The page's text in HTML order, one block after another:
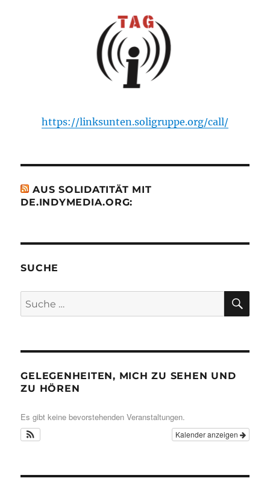
https://linksunten.soligruppe.org/call/
AUS SOLIDATITÄT MIT
DE.INDYMEDIA.ORG:
SUCHE
Suche
nach:
GELEGENHEITEN, MICH ZU SEHEN UND
ZU HÖREN
Es gibt keine bevorstehenden Veranstaltungen.
Kalender anzeigen